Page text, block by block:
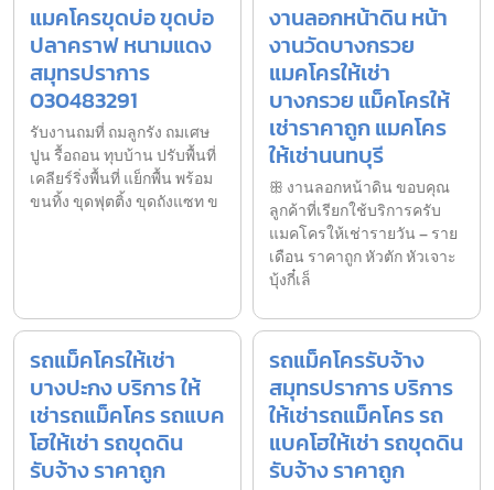
แมคโครขุดบ่อ ขุดบ่อ
ปลาคราฟ หนามแดง
สมุทรปราการ
030483291
รับงานถมที่ ถมลูกรัง ถมเศษ
ปูน รื้อถอน ทุบบ้าน ปรับพื้นที่
เคลียร์ริ่งพื้นที่ แย็กพื้น พร้อม
ขนทิ้ง ขุดฟุตติ้ง ขุดถังแซท ข
งานลอกหน้าดิน หน้า
งานวัดบางกรวย
แมคโครให้เช่า
บางกรวย แม็คโครให้
เช่าราคาถูก แมคโคร
ให้เช่านนทบุรี
ꕥ งานลอกหน้าดิน ขอบคุณ
ลูกค้าที่เรียกใช้บริการครับ
แมคโครให้เช่ารายวัน – ราย
เดือน ราคาถูก หัวตัก หัวเจาะ
บุ้งกี๋เล็
รถแม็คโครให้เช่า
บางปะกง บริการ ให้
เช่ารถแม็คโคร รถแบค
โฮให้เช่า รถขุดดิน
รับจ้าง ราคาถูก
รถแม็คโครรับจ้าง
สมุทรปราการ บริการ
ให้เช่ารถแม็คโคร รถ
แบคโฮให้เช่า รถขุดดิน
รับจ้าง ราคาถูก